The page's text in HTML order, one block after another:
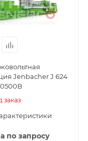
Jenbacher J 624
заказ
по запросу